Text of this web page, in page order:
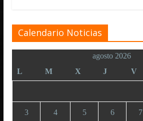
Calendario Noticias
agosto 2026
L
M X J V
3 4 5 6 7